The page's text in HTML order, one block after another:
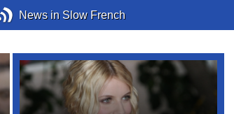
News in Slow French